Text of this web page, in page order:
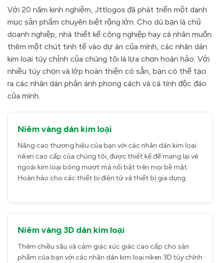
Với 20 năm kinh nghiệm, Jttlogos đã phát triển một danh
mục sản phẩm chuyên biệt rộng lớn. Cho dù bạn là chủ
doanh nghiệp, nhà thiết kế công nghiệp hay cá nhân muốn
thêm một chút tinh tế vào dự án của mình, các nhãn dán
kim loại tùy chỉnh của chúng tôi là lựa chọn hoàn hảo. Với
nhiều tùy chọn và lớp hoàn thiện có sẵn, bạn có thể tạo
ra các nhãn dán phản ánh phong cách và cá tính độc đáo
của mình.
Niêm vàng dán kim loại
Nâng cao thương hiệu của bạn với các nhãn dán kim loại
niken cao cấp của chúng tôi, được thiết kế để mang lại vẻ
ngoài kim loại bóng mượt mà nổi bật trên mọi bề mặt.
Hoàn hảo cho các thiết bị điện tử và thiết bị gia dụng.
Niêm vàng 3D dán kim loại
Thêm chiều sâu và cảm giác xúc giác cao cấp cho sản
phẩm của bạn với các nhãn dán kim loại niken 3D tùy chỉnh